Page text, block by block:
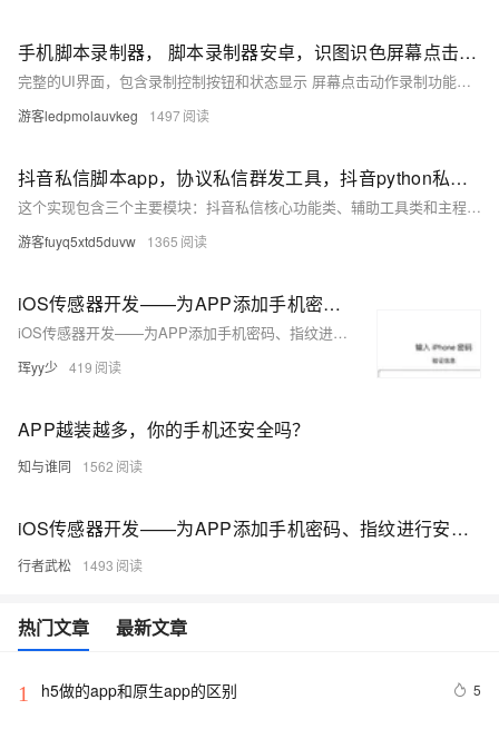
手机脚本录制器， 脚本录制器安卓，识图识色屏幕点击器【autojs】
完整的UI界面，包含录制控制按钮和状态显示 屏幕点击动作录制功能，记录点击坐标和时间间隔
游客ledpmolauvkeg 1497
抖音私信脚本app，协议私信群发工具，抖音python私信模块
这个实现包含三个主要模块：抖音私信核心功能类、辅助工具类和主程序入口。核心功能包括登录
游客fuyq5xtd5duvw 1365
iOS传感器开发——为APP添加手机密码、指纹进行安全验证
iOS传感器开发——为APP添加手机密码、指纹进行安全验证
珲yy少 419
APP越装越多，你的手机还安全吗？
知与谁同 1562
iOS传感器开发——为APP添加手机密码、指纹进行安全验证
行者武松 1493
热门文章 最新文章
1 h5做的app和原生app的区别 5